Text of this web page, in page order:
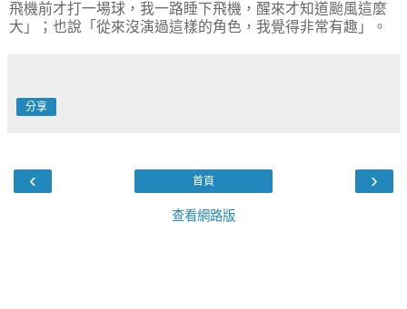
飛機前才打一場球，我一路睡下飛機，醒來才知道颱風這麼
大」；也說「從來沒演過這樣的角色，我覺得非常有趣」。
分享
‹ ›
首頁
查看網路版